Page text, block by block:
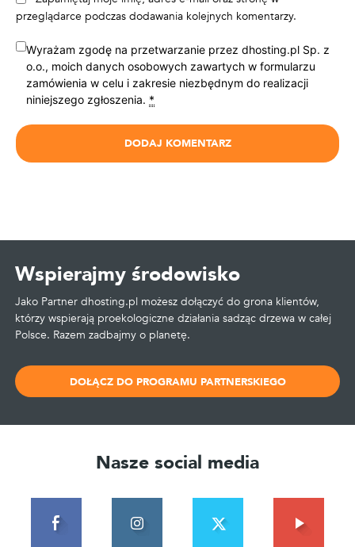
przeglądarce podczas dodawania kolejnych komentarzy.
Wyrażam zgodę na przetwarzanie przez dhosting.pl Sp. z
o.o., moich danych osobowych zawartych w formularzu
zamówienia w celu i zakresie niezbędnym do realizacji
niniejszego zgłoszenia. *
Wspierajmy środowisko
Jako Partner dhosting.pl możesz dołączyć do grona klientów,
którzy wspierają proekologiczne działania sadząc drzewa w całej
Polsce. Razem zadbajmy o planetę.
DOŁĄCZ DO PROGRAMU PARTNERSKIEGO
Nasze social media